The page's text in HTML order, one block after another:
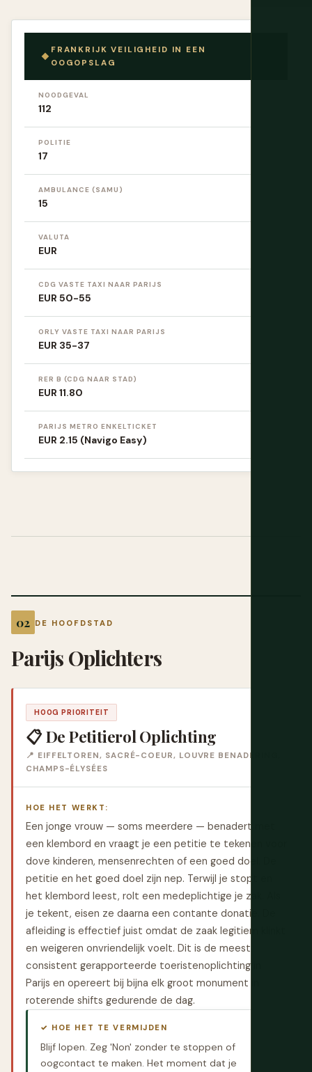
FRANKRIJK VEILIGHEID IN EEN
OOGOPSLAG
NOODGEVAL
112
POLITIE
17
AMBULANCE (SAMU)
15
VALUTA
EUR
CDG VASTE TAXI NAAR PARIJS
EUR 50-55
ORLY VASTE TAXI NAAR PARIJS
EUR 35-37
RER B (CDG NAAR STAD)
EUR 11.80
PARIJS METRO ENKELTICKET
EUR 2.15 (Navigo Easy)
DE HOOFDSTAD
Parijs Oplichters
HOOG PRIORITEIT
📋 De Petitierol Oplichting
📍 EIFFELTOREN, SACRÉ-COEUR, LOUVRE BENADERING,
CHAMPS-ÉLYSÉES
HOE HET WERKT:
Een jonge vrouw — soms meerdere — benadert met
een klembord en vraagt je een petitie te tekenen voor
dove kinderen, mensenrechten of een goed doel. De
petitie en het goed doel zijn nep. Terwijl je stopt en
het klembord leest, rolt een medeplichtige je zak. Als
je tekent, eisen ze daarna een contante donatie. De
afleiding is effectief juist omdat de zaak legitiem klinkt
en weigeren onvriendelijk voelt. Dit is de meest
consistent gerapporteerde toeristenoplichting in
Parijs en opereert bij bijna elk groot monument in
roterende shifts gedurende de dag.
✓ HOE HET TE VERMIJDEN
Blijf lopen. Zeg 'Non' zonder te stoppen of
oogcontact te maken. Het moment dat je